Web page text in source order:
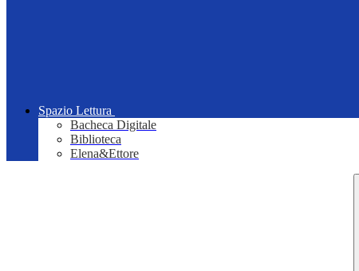
Spazio Lettura
Bacheca Digitale
Biblioteca
Elena&Ettore